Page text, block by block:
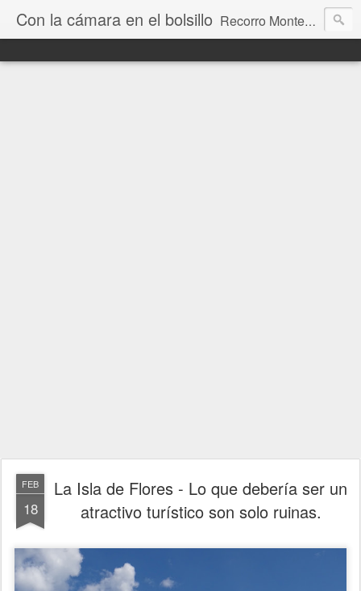
Con la cámara en el bolsillo Recorro Montevideo y el mundo. Fotos e historias de aquí y allá.
FEB
18
La Isla de Flores - Lo que debería ser un
atractivo turístico son solo ruinas.